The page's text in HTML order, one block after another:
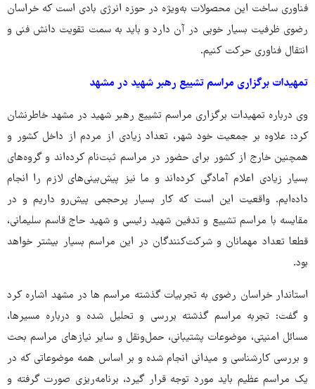
فناوری ساخت این محصولات به‌ویژه در حوزه انرژی بادی است که خراسان
رضوی ظرفیت بسیار خوبی در آن دارد و باید به سمت تقویت دانش فنی و
انتقال فناوری حرکت کنیم.
تمهیدات برگزاری مراسم تشییع رهبر شهید در مشهد
وی درباره تمهیدات برگزاری مراسم تشییع رهبر شهید در مشهد خاطرنشان
کرد: علاوه بر جمعیت خود شهر، تعداد زیادی از مردم از داخل کشور و
همچنین خارج از کشور برای حضور در مراسم ثبت‌نام کرده‌اند و گروه‌های
بسیار زیادی اعلام آمادگی کرده‌اند و ما نیز پیش‌بینی‌های لازم را انجام
داده‌ایم. واقعیت این است که کار بسیار پرحجمی پیش‌رو داریم و در
مقایسه با مراسم تشییع و تدفین شهید رئیسی و شهید حاج قاسم سلیمانی،
قطعا تعداد مهمانان و شرکت‌کنندگان در این مراسم بسیار بیشتر خواهد
بود.
استاندار خراسان رضوی به تجربیات گذشته مراسم ها در مشهد اشاره کرد
و گفت: تجربه مراسم‌ گذشته بررسی و تحلیل شده و درباره مسیرها،
مسائل امنیتی، موضوعات پشتیبانی، حمل‌ونقل و سایر نیازهای مراسم بحث
و بررسی کارشناسی و میدانی انجام شده و بر اساس همه موضوعاتی که در
یک مراسم عظیم باید مورد توجه قرار گیرد، برنامه‌ریزی صورت گرفته و